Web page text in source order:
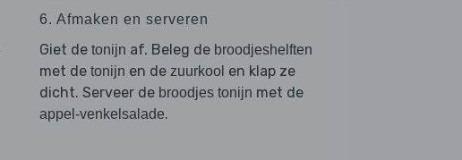
6. Afmaken en serveren
Giet de tonijn af. Beleg de broodjeshelften
met de tonijn en de zuurkool en klap ze
dicht. Serveer de broodjes tonijn met de
appel-venkelsalade.